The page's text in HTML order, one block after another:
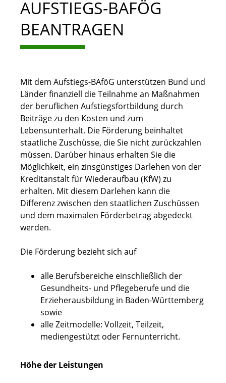
AUFSTIEGS-BAFÖG
BEANTRAGEN
Mit dem Aufstiegs-BAföG unterstützen Bund und
Länder finanziell die Teilnahme an Maßnahmen
der beruflichen Aufstiegsfortbildung durch
Beiträge zu den Kosten und zum
Lebensunterhalt. Die Förderung beinhaltet
staatliche Zuschüsse, die Sie nicht zurückzahlen
müssen. Darüber hinaus erhalten Sie die
Möglichkeit, ein zinsgünstiges Darlehen von der
Kreditanstalt für Wiederaufbau (KfW) zu
erhalten. Mit diesem Darlehen kann die
Differenz zwischen den staatlichen Zuschüssen
und dem maximalen Förderbetrag abgedeckt
werden.
Die Förderung bezieht sich auf
alle Berufsbereiche einschließlich der
Gesundheits- und Pflegeberufe und die
Erzieherausbildung in Baden-Württemberg
sowie
alle Zeitmodelle: Vollzeit, Teilzeit,
mediengestützt oder Fernunterricht.
Höhe der Leistungen